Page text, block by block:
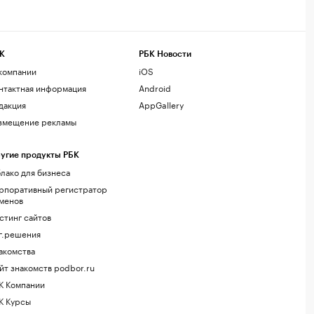
информация
рекламы
продукты РБК
для бизнеса
регистратор
сайтов
знакомств podbor.ru
Компании
Курсы
РБК Новости
iOS
Android
AppGallery